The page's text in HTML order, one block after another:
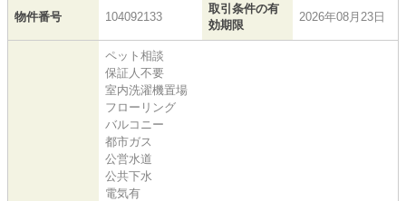
物件番号 104092133
取引条件の有
効期限
2026年08月23日
ペット相談
保証人不要
室内洗濯機置場
フローリング
バルコニー
都市ガス
公営水道
公共下水
電気有